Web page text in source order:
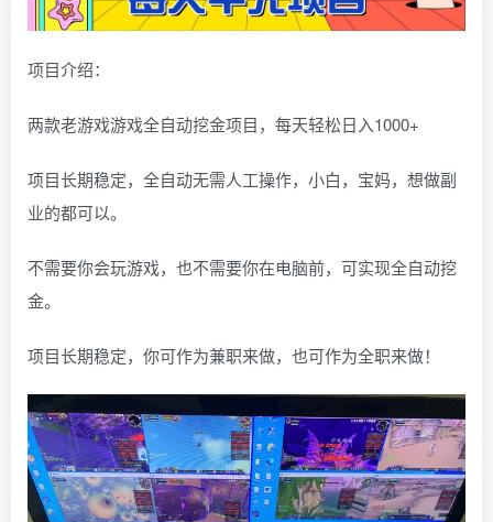
项目介绍：
两款老游戏游戏全自动挖金项目，每天轻松日入1000+
项目长期稳定，全自动无需人工操作，小白，宝妈，想做副
业的都可以。
不需要你会玩游戏，也不需要你在电脑前，可实现全自动挖
金。
项目长期稳定，你可作为兼职来做，也可作为全职来做！